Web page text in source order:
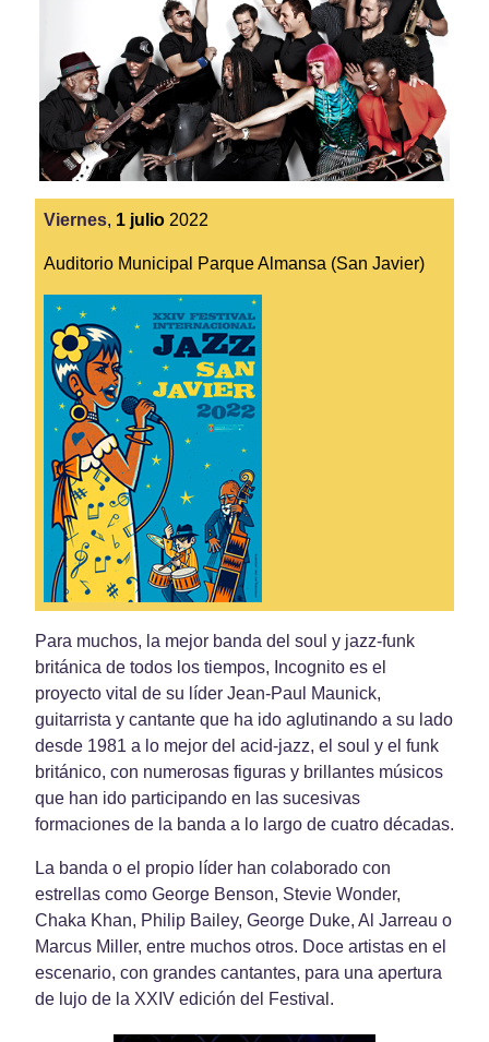
Viernes, 1 julio 2022
Auditorio Municipal Parque Almansa (San Javier)
Para muchos, la mejor banda del soul y jazz-funk
británica de todos los tiempos, Incognito es el
proyecto vital de su líder Jean-Paul Maunick,
guitarrista y cantante que ha ido aglutinando a su lado
desde 1981 a lo mejor del acid-jazz, el soul y el funk
británico, con numerosas figuras y brillantes músicos
que han ido participando en las sucesivas
formaciones de la banda a lo largo de cuatro décadas.
La banda o el propio líder han colaborado con
estrellas como George Benson, Stevie Wonder,
Chaka Khan, Philip Bailey, George Duke, Al Jarreau o
Marcus Miller, entre muchos otros. Doce artistas en el
escenario, con grandes cantantes, para una apertura
de lujo de la XXIV edición del Festival.